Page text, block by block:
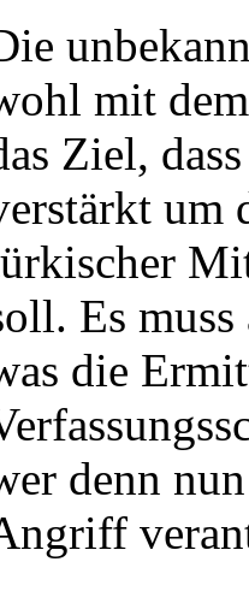
mit
Ziel,
um
Es
die
denn